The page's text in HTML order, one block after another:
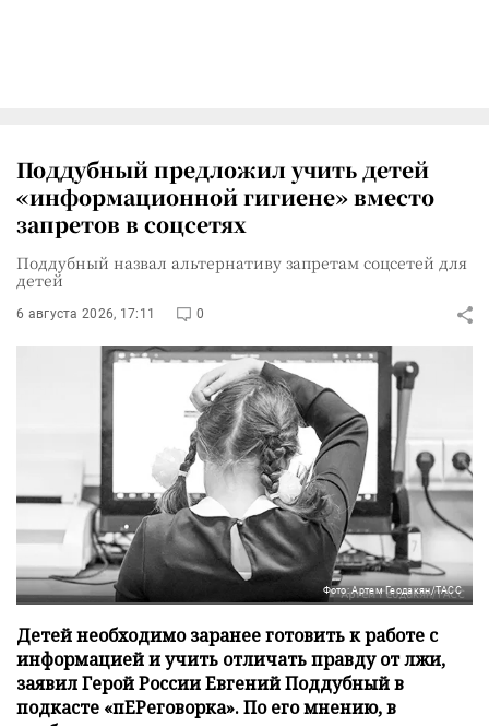
Поддубный предложил учить детей
«информационной гигиене» вместо
запретов в соцсетях
Поддубный назвал альтернативу запретам соцсетей для
детей
6 августа 2026, 17:11 0
Фото: Артем Геодакян/ТАСС
Детей необходимо заранее готовить к работе с
информацией и учить отличать правду от лжи,
заявил Герой России Евгений Поддубный в
подкасте «пЕРеговорка». По его мнению, в